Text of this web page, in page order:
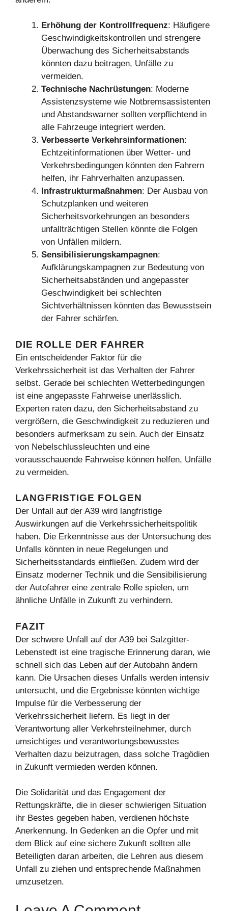
Erhöhung der Kontrollfrequenz: Häufigere
Geschwindigkeitskontrollen und strengere
Überwachung des Sicherheitsabstands
könnten dazu beitragen, Unfälle zu
vermeiden.
Technische Nachrüstungen: Moderne
Assistenzsysteme wie Notbremsassistenten
und Abstandswarner sollten verpflichtend in
alle Fahrzeuge integriert werden.
Verbesserte Verkehrsinformationen:
Echtzeitinformationen über Wetter- und
Verkehrsbedingungen könnten den Fahrern
helfen, ihr Fahrverhalten anzupassen.
Infrastrukturmaßnahmen: Der Ausbau von
Schutzplanken und weiteren
Sicherheitsvorkehrungen an besonders
unfallträchtigen Stellen könnte die Folgen
von Unfällen mildern.
Sensibilisierungskampagnen:
Aufklärungskampagnen zur Bedeutung von
Sicherheitsabständen und angepasster
Geschwindigkeit bei schlechten
Sichtverhältnissen könnten das Bewusstsein
der Fahrer schärfen.
DIE ROLLE DER FAHRER
Ein entscheidender Faktor für die
Verkehrssicherheit ist das Verhalten der Fahrer
selbst. Gerade bei schlechten Wetterbedingungen
ist eine angepasste Fahrweise unerlässlich.
Experten raten dazu, den Sicherheitsabstand zu
vergrößern, die Geschwindigkeit zu reduzieren und
besonders aufmerksam zu sein. Auch der Einsatz
von Nebelschlussleuchten und eine
vorausschauende Fahrweise können helfen, Unfälle
zu vermeiden.
LANGFRISTIGE FOLGEN
Der Unfall auf der A39 wird langfristige
Auswirkungen auf die Verkehrssicherheitspolitik
haben. Die Erkenntnisse aus der Untersuchung des
Unfalls könnten in neue Regelungen und
Sicherheitsstandards einfließen. Zudem wird der
Einsatz moderner Technik und die Sensibilisierung
der Autofahrer eine zentrale Rolle spielen, um
ähnliche Unfälle in Zukunft zu verhindern.
FAZIT
Der schwere Unfall auf der A39 bei Salzgitter-
Lebenstedt ist eine tragische Erinnerung daran, wie
schnell sich das Leben auf der Autobahn ändern
kann. Die Ursachen dieses Unfalls werden intensiv
untersucht, und die Ergebnisse könnten wichtige
Impulse für die Verbesserung der
Verkehrssicherheit liefern. Es liegt in der
Verantwortung aller Verkehrsteilnehmer, durch
umsichtiges und verantwortungsbewusstes
Verhalten dazu beizutragen, dass solche Tragödien
in Zukunft vermieden werden können.
Die Solidarität und das Engagement der
Rettungskräfte, die in dieser schwierigen Situation
ihr Bestes gegeben haben, verdienen höchste
Anerkennung. In Gedenken an die Opfer und mit
dem Blick auf eine sichere Zukunft sollten alle
Beteiligten daran arbeiten, die Lehren aus diesem
Unfall zu ziehen und entsprechende Maßnahmen
umzusetzen.